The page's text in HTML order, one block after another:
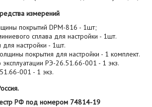
измерений
покрытий DPM-816 - 1шт;
сплава для настройки - 1шт.
для настройки - 1шт.
покрытия для настройки - 1 комплект.
эксплуатации РЭ-26.51.66-001 - 1 экз.
001 - 1 экз.
РФ под номером 74814-19